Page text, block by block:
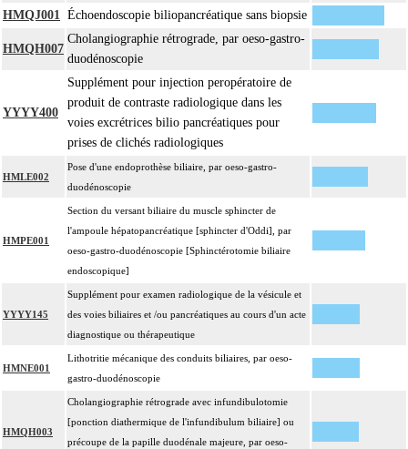
HMQJ001 Échoendoscopie biliopancréatique sans biopsie
HMQH007
Cholangiographie rétrograde, par oeso-gastro-
duodénoscopie
YYYY400
Supplément pour injection peropératoire de
produit de contraste radiologique dans les
voies excrétrices bilio pancréatiques pour
prises de clichés radiologiques
HMLE002
Pose d'une endoprothèse biliaire, par oeso-gastro-
duodénoscopie
HMPE001
Section du versant biliaire du muscle sphincter de
l'ampoule hépatopancréatique [sphincter d'Oddi], par
oeso-gastro-duodénoscopie [Sphinctérotomie biliaire
endoscopique]
YYYY145
Supplément pour examen radiologique de la vésicule et
des voies biliaires et /ou pancréatiques au cours d'un acte
diagnostique ou thérapeutique
HMNE001
Lithotritie mécanique des conduits biliaires, par oeso-
gastro-duodénoscopie
HMQH003
Cholangiographie rétrograde avec infundibulotomie
[ponction diathermique de l'infundibulum biliaire] ou
précoupe de la papille duodénale majeure, par oeso-